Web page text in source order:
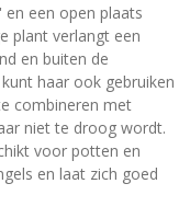
een open plaats
plant verlangt een
en buiten de
haar ook gebruiken
combineren met
niet te droog wordt.
voor potten en
en laat zich goed